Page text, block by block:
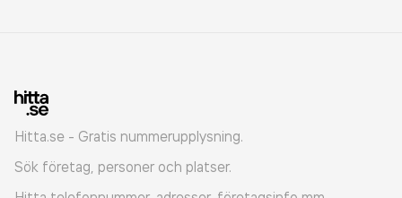
Hitta.se - Gratis nummerupplysning.
Sök företag, personer och platser.